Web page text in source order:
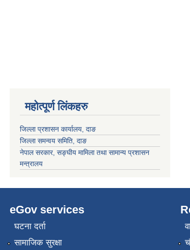
महोत्पूर्ण लिंकहरु
जिल्ला प्रशासन कार्यालय, दाङ
जिल्ला समन्वय समिति, दाङ
नेपाल सरकार, सङ्घीय मामिला तथा सामान्य प्रशासन
मन्त्रालय
eGov services
घटना दर्ता
सामाजिक सुरक्षा